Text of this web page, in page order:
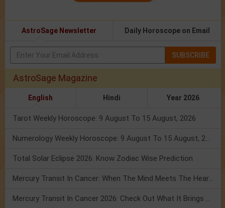
AstroSage Newsletter Daily Horoscope on Email
SUBSCRIBE
AstroSage Magazine
English Hindi Year 2026
Tarot Weekly Horoscope: 9 August To 15 August, 2026
Numerology Weekly Horoscope: 9 August To 15 August, 2026
Total Solar Eclipse 2026: Know Zodiac Wise Prediction
Mercury Transit In Cancer: When The Mind Meets The Heart!
Mercury Transit In Cancer 2026: Check Out What It Brings For You